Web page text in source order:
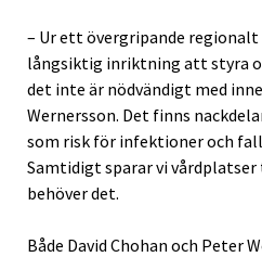
– Ur ett övergripande regionalt
långsiktig inriktning att styra
det inte är nödvändigt med
Wernersson. Det finns
som risk för infektioner och
Samtidigt sparar vi
behöver det.
Både David Chohan och Peter